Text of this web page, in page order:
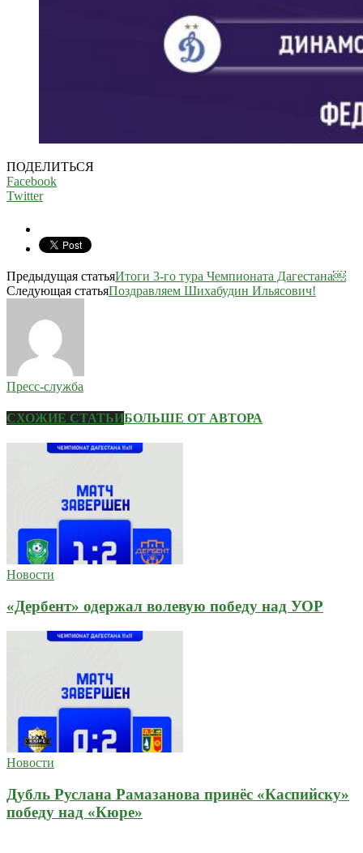
ПОДЕЛИТЬСЯ
Facebook
Twitter
Предыдущая статьяИтоги 3-го тура Чемпионата Дагестана￼
Следующая статьяПоздравляем Шихабудин Ильясович!
Пресс-служба
СХОЖИЕ СТАТЬИБОЛЬШЕ ОТ АВТОРА
Новости
«Дербент» одержал волевую победу над УОР
Новости
Дубль Руслана Рамазанова принёс «Каспийску»
победу над «Кюре»